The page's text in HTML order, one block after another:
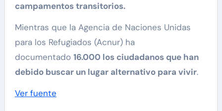
campamentos transitorios.
Mientras que la Agencia de Naciones Unidas
para los Refugiados (Acnur) ha
documentado 16.000 los ciudadanos que han
debido buscar un lugar alternativo para vivir.
Ver fuente